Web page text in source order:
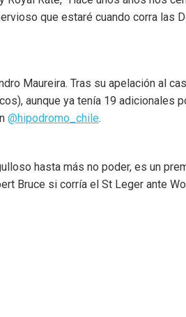
que estaré cuando corra las
Maureira. Tras su apelación al
aunque ya tenía 19 adicionales
@hipodromo_chile.
hasta más no poder, es un
Bruce si corría el St Leger ante